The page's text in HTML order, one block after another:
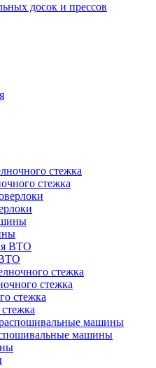
досок и прессов
стежка
стежка
машины